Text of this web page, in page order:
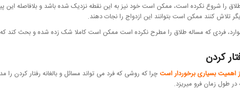
را شروع نکرده است، ممکن است خود نیز به این نقطه نزدیک شده باشد و بلافاصله این
تلاش کنند ممکن است بتوانند این ازدواج را نجات دهند.
فردی که مساله طلاق را مطرح نکرده است ممکن است کاملا شک زده شده و بحث کند که
کردن
اهمیت بسیاری برخوردار استچرا که روشی که فرد می تواند مسائل و بالغانه رفتار کردن
در طول زمان فرو میریزد.